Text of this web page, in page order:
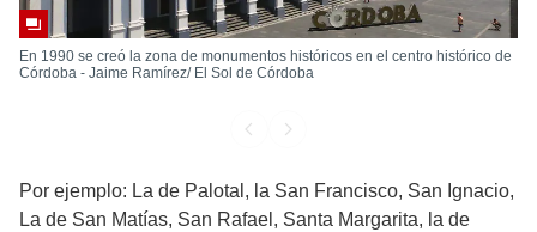
En 1990 se creó la zona de monumentos históricos en el centro histórico de
Córdoba - Jaime Ramírez/ El Sol de Córdoba
Por ejemplo: La de Palotal, la San Francisco, San Ignacio,
La de San Matías, San Rafael, Santa Margarita, la de